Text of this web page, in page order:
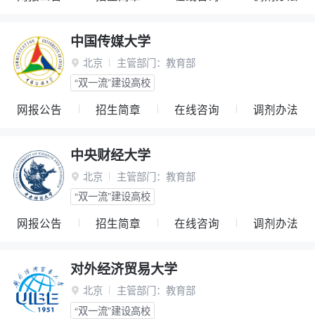
中国传媒大学
 北京 主管部门： 教育部
“双一流”建设高校
网报公告 招生简章 在线咨询 调剂办法
中央财经大学
 北京 主管部门： 教育部
“双一流”建设高校
网报公告 招生简章 在线咨询 调剂办法
对外经济贸易大学
 北京 主管部门： 教育部
“双一流”建设高校